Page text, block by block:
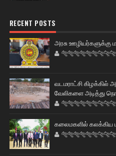
RECENT POSTS
அரசு ஊழியர்களுக்கு
வடமராட்சி கிழக்கில்
வேலிகளை அடித்து
கலைமகளில் கலக்கிய